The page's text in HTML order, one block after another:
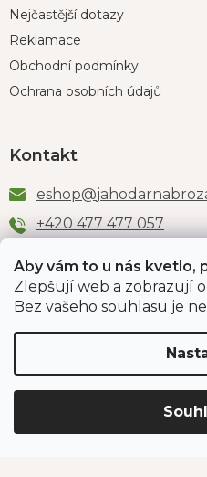
Aby vám to u nás kvetlo,
Zlepšují web a zobrazují
Bez vašeho souhlasu je
Nejčastější dotazy
Reklamace
Obchodní podmínky
Ochrana osobních údajů
Kontakt
eshop@
+420 477 477 057
Odběr newsletteru
PŘIHLÁSIT SE